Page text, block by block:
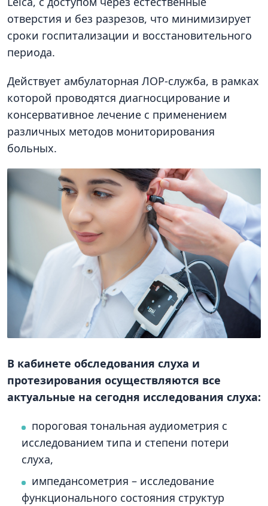
отверстия и без разрезов, что минимизирует
сроки госпитализации и восстановительного
периода.
Действует амбулаторная ЛОР-служба, в рамках
которой проводятся диагносцирование и
консервативное лечение с применением
различных методов мониторирования
больных.
В кабинете обследования слуха и
протезирования осуществляются все
актуальные на сегодня исследования слуха:
пороговая тональная аудиометрия с
исследованием типа и степени потери
слуха,
импедансометрия – исследование
функционального состояния структур